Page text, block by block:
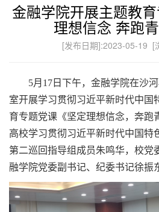
金融学院开展主题教
理想信念 奔跑
[发布日期]:2023-05-19 [
5月17日下午，金融学院在沙
室开展学习贯彻习近平新时代中国
育专题党课《坚定理想信念，奔跑
高校学习贯彻习近平新时代中国特
第二巡回指导组成员朱鸣华，校党
融学院党委副书记、纪委书记徐振